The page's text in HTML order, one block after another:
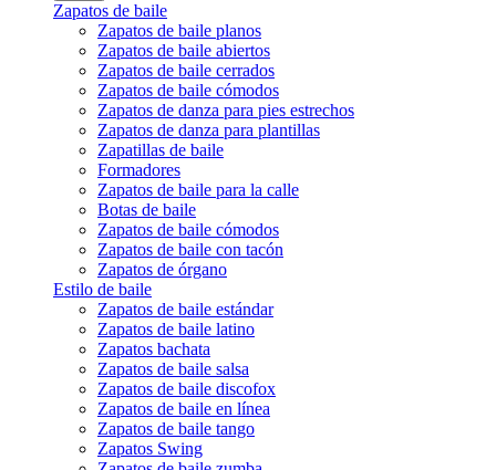
Zapatos de baile
Zapatos de baile planos
Zapatos de baile abiertos
Zapatos de baile cerrados
Zapatos de baile cómodos
Zapatos de danza para pies estrechos
Zapatos de danza para plantillas
Zapatillas de baile
Formadores
Zapatos de baile para la calle
Botas de baile
Zapatos de baile cómodos
Zapatos de baile con tacón
Zapatos de órgano
Estilo de baile
Zapatos de baile estándar
Zapatos de baile latino
Zapatos bachata
Zapatos de baile salsa
Zapatos de baile discofox
Zapatos de baile en línea
Zapatos de baile tango
Zapatos Swing